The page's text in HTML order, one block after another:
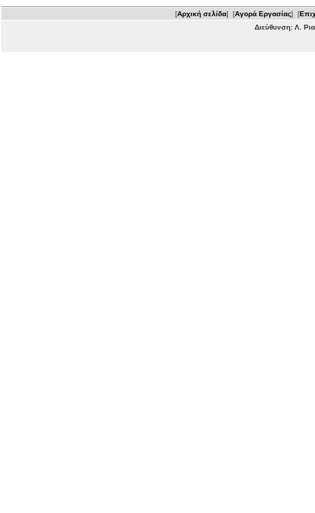
[Αρχική σελίδα] [Αγορά Εργασίας] [
Διεύθυνση: Λ.